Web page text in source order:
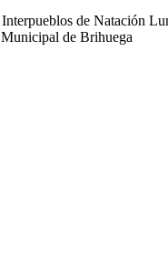
de Natación
de Brihuega